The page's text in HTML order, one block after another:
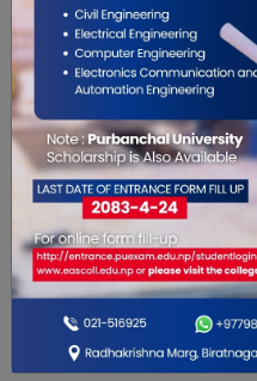
सम्बंधित खबरहरु